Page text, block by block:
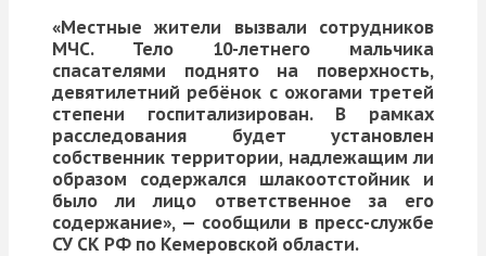
«Местные жители вызвали сотрудников
МЧС. Тело 10-летнего мальчика
спасателями поднято на поверхность,
девятилетний ребёнок с ожогами третей
степени госпитализирован. В рамках
расследования будет установлен
собственник территории, надлежащим ли
образом содержался шлакоотстойник и
было ли лицо ответственное за его
содержание», — сообщили в пресс-службе
СУ СК РФ по Кемеровской области.